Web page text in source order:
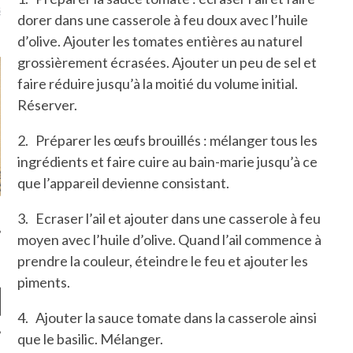
je ne parle presque que
dorer dans une casserole à feu doux avec l’huile
d’olive. Ajouter les tomates entières au naturel
grossièrement écrasées. Ajouter un peu de sel et
faire réduire jusqu’à la moitié du volume initial.
Réserver.
2. Préparer les œufs brouillés : mélanger tous les
ingrédients et faire cuire au bain-marie jusqu’à ce
que l’appareil devienne consistant.
3. Ecraser l’ail et ajouter dans une casserole à feu
moyen avec l’huile d’olive. Quand l’ail commence à
prendre la couleur, éteindre le feu et ajouter les
piments.
4. Ajouter la sauce tomate dans la casserole ainsi
que le basilic. Mélanger.